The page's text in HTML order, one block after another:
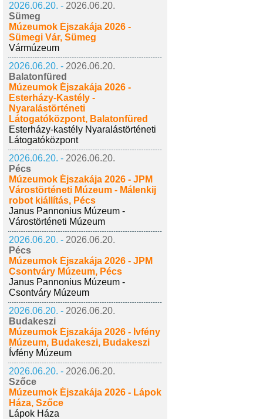
2026.06.20. - 2026.06.20.
Sümeg
Múzeumok Éjszakája 2026 -
Sümegi Vár, Sümeg
Vármúzeum
2026.06.20. - 2026.06.20.
Balatonfüred
Múzeumok Éjszakája 2026 -
Esterházy-Kastély -
Nyaralástörténeti
Látogatóközpont, Balatonfüred
Esterházy-kastély Nyaralástörténeti
Látogatóközpont
2026.06.20. - 2026.06.20.
Pécs
Múzeumok Éjszakája 2026 - JPM
Várostörténeti Múzeum - Málenkij
robot kiállítás, Pécs
Janus Pannonius Múzeum -
Várostörténeti Múzeum
2026.06.20. - 2026.06.20.
Pécs
Múzeumok Éjszakája 2026 - JPM
Csontváry Múzeum, Pécs
Janus Pannonius Múzeum -
Csontváry Múzeum
2026.06.20. - 2026.06.20.
Budakeszi
Múzeumok Éjszakája 2026 - Ívfény
Múzeum, Budakeszi, Budakeszi
Ívfény Múzeum
2026.06.20. - 2026.06.20.
Szőce
Múzeumok Éjszakája 2026 - Lápok
Háza, Szőce
Lápok Háza